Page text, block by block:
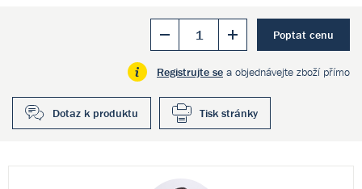
Poptat cenu
Registrujte se a objednávejte zboží přímo
Dotaz k produktu Tisk stránky